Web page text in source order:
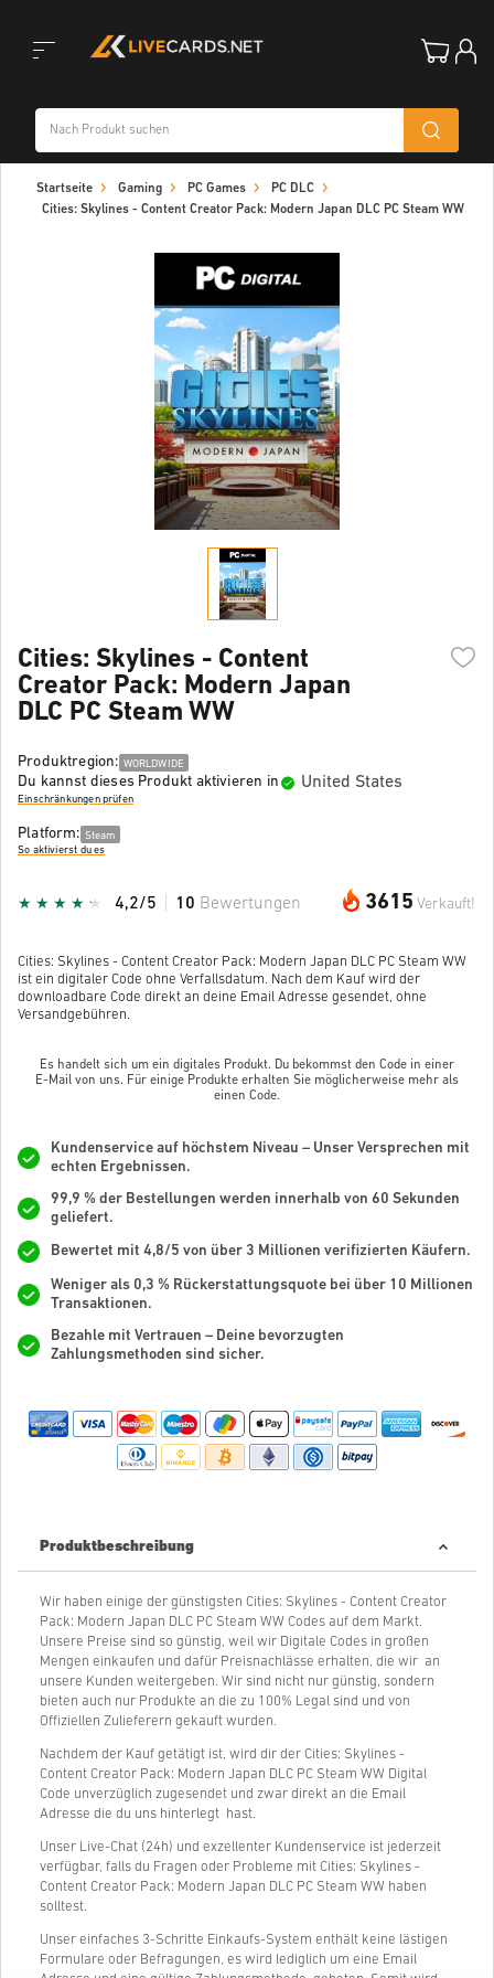
navigation
Startseite Gaming PC Games
PC DLC
Cities: Skylines - Content Creator Pack: Modern Japan DLC PC Steam WW
Cities: Skylines - Content
Creator Pack: Modern Japan
DLC PC Steam WW
Produktregion: WORLDWIDE
Du kannst dieses Produkt aktivieren in United States
Einschränkungen prüfen
Platform: Steam
So aktivierst du es
3615 Verkauft!
4,2/5 10 Bewertungen
Cities: Skylines - Content Creator Pack: Modern Japan DLC PC Steam WW
ist ein digitaler Code ohne Verfallsdatum. Nach dem Kauf wird der
downloadbare Code direkt an deine Email Adresse gesendet, ohne
Versandgebühren.
Es handelt sich um ein digitales Produkt. Du bekommst den Code in einer
E-Mail von uns. Für einige Produkte erhalten Sie möglicherweise mehr als
einen Code.
Kundenservice auf höchstem Niveau – Unser Versprechen mit
echten Ergebnissen.
99,9 % der Bestellungen werden innerhalb von 60 Sekunden
geliefert.
Bewertet mit 4,8/5 von über 3 Millionen verifizierten Käufern.
Weniger als 0,3 % Rückerstattungsquote bei über 10 Millionen
Transaktionen.
Bezahle mit Vertrauen – Deine bevorzugten
Zahlungsmethoden sind sicher.
Produktbeschreibung
Wir haben einige der günstigsten Cities: Skylines - Content Creator
Pack: Modern Japan DLC PC Steam WW Codes auf dem Markt.
Unsere Preise sind so günstig, weil wir Digitale Codes in großen
Mengen einkaufen und dafür Preisnachlässe erhalten, die wir an
unsere Kunden weitergeben. Wir sind nicht nur günstig, sondern
bieten auch nur Produkte an die zu 100% Legal sind und von
Offiziellen Zulieferern gekauft wurden.
Nachdem der Kauf getätigt ist, wird dir der Cities: Skylines -
Content Creator Pack: Modern Japan DLC PC Steam WW Digital
Code unverzüglich zugesendet und zwar direkt an die Email
Adresse die du uns hinterlegt hast.
Unser Live-Chat (24h) und exzellenter Kundenservice ist jederzeit
verfügbar, falls du Fragen oder Probleme mit Cities: Skylines -
Content Creator Pack: Modern Japan DLC PC Steam WW haben
solltest.
Unser einfaches 3-Schritte Einkaufs-System enthält keine lästigen
Formulare oder Befragungen, es wird lediglich um eine Email